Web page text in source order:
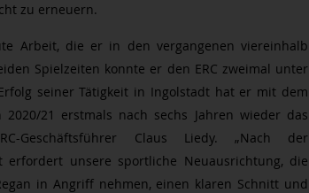
zu erneuern.
Arbeit, die er in den vergangenen viereinhalb
Spielzeiten konnte er den ERC zweimal unter
seiner Tätigkeit in Ingolstadt hat er mit dem
21 erstmals nach sechs Jahren wieder das
Geschäftsführer Claus Liedy. „Nach der
erfordert unsere sportliche Neuausrichtung, die
in Angriff nehmen, einen klaren Schnitt und